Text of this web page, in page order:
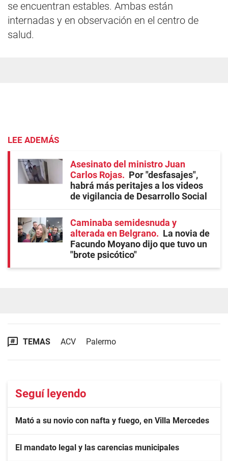
se encuentran estables. Ambas están
internadas y en observación en el centro de
salud.
LEE ADEMÁS
Asesinato del ministro Juan
Carlos Rojas
Por "desfasajes",
habrá más peritajes a los videos
de vigilancia de Desarrollo Social
Caminaba semidesnuda y
alterada en Belgrano
La novia de
Facundo Moyano dijo que tuvo un
"brote psicótico"
TEMAS ACV Palermo
Seguí leyendo
Mató a su novio con nafta y fuego, en Villa Mercedes
El mandato legal y las carencias municipales